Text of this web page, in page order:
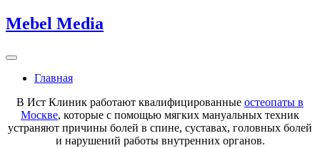
Skip
to
Mebel Media
Главная
В Ист Клиник работают квалифицированные остеопаты в
Москве, которые с помощью мягких мануальных техник
устраняют причины болей в спине, суставах, головных болей
и нарушений работы внутренних органов.